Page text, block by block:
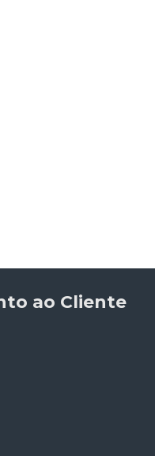
ao Cliente